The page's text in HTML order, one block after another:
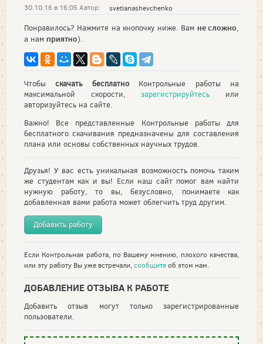
30.10.16 в 16:05 Автор: svetianashevchenko
Понравилось? Нажмите на кнопочку ниже. Вам не сложно,
а нам приятно).
Чтобыскачать бесплатноКонтрольные работы на
максимальной скорости,зарегистрируйтесь или
авторизуйтесь на сайте.
Важно! Все представленные Контрольные работы для
бесплатного скачивания предназначены для составления
плана или основы собственных научных трудов.
Друзья! У вас есть уникальная возможность помочь таким
же студентам как и вы! Если наш сайт помог вам найти
нужную работу, то вы, безусловно, понимаете как
добавленная вами работа может облегчить труд другим.
Добавить работу
Если Контрольная работа, по Вашему мнению, плохого качества,
или эту работу Вы уже встречали,сообщитеоб этом нам.
ДОБАВЛЕНИЕ ОТЗЫВА К РАБОТЕ
Добавить отзыв могут только зарегистрированные
пользователи.